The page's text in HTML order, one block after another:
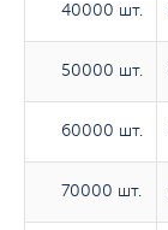
40000 шт.
50000 шт.
60000 шт.
70000 шт.
40000 шт.
50000 шт.
60000 шт.
70000 шт.